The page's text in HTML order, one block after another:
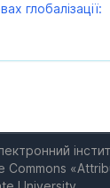
глобалізації:
Commons